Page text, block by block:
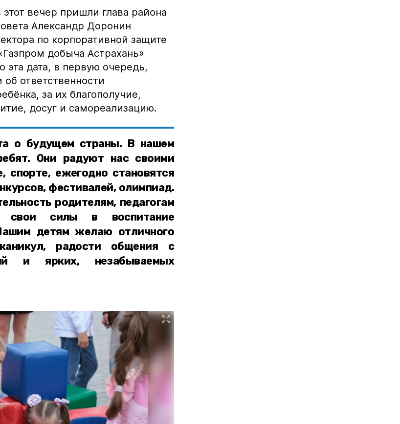
вечер пришли глава района
Александр Доронин
по корпоративной защите
добыча Астрахань»
дата, в первую очередь,
ответственности
за их благополучие,
досуг и самореализацию.
о будущем страны. В нашем
Они радуют нас своими
спорте, ежегодно становятся
фестивалей, олимпиад.
родителям, педагогам
силы в воспитание
детям желаю отличного
радости общения с
и ярких, незабываемых